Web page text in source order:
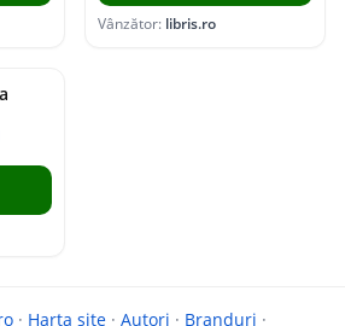
Vânzător: libris.ro
· Harta site · Autori · Branduri ·